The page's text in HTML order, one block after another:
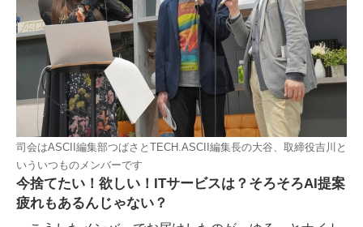
司会はASCII編集部つばさとTECH.ASCII編集長の大谷、取締役吉川と
いういつものメンバーです
今捨てたい！欲しい！ITサービスは？そろそろAI提案
疲れもあるんじゃない？